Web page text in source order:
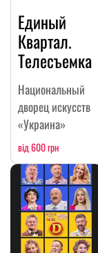
Единый
Квартал.
Телесъемка
Национальный
дворец искусств
«Украина»
від 600 грн